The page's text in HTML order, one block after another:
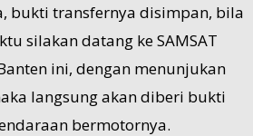
bukti transfernya disimpan, bila
silakan datang ke SAMSAT
ini, dengan menunjukan
langsung akan diberi bukti
bermotornya.